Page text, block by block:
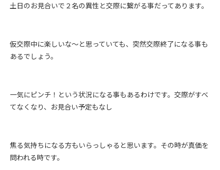
土日のお見合いで２名の異性と交際に繋がる事だってあります。
仮交際中に楽しいな～と思っていても、突然交際終了になる事も
あるでしょう。
一気にピンチ！という状況になる事もあるわけです。交際がすべ
てなくなり、お見合い予定もなし
焦る気持ちになる方もいらっしゃると思います。その時が真価を
問われる時です。